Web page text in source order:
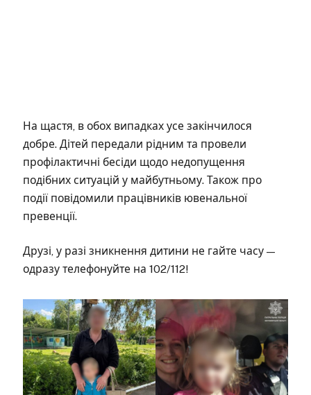
На щастя, в обох випадках усе закінчилося
добре. Дітей передали рідним та провели
профілактичні бесіди щодо недопущення
подібних ситуацій у майбутньому. Також про
події повідомили працівників ювенальної
превенції.
Друзі, у разі зникнення дитини не гайте часу —
одразу телефонуйте на 102/112!